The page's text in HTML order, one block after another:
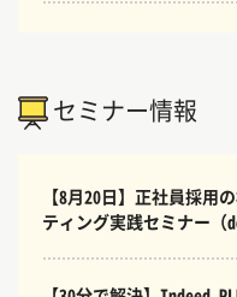
セミナー情報
【8月20日】正社員採用
ティング実践セミナー（